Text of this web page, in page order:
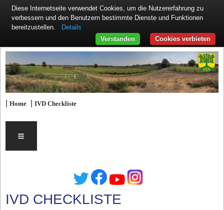
|Home |IVD Checkliste
≡
IVD CHECKLISTE
Diese Internetseite verwendet Cookies, um die Nutzererfahrung zu
verbessern und den Benutzern bestimmte Dienste und Funktionen
bereitzustellen.
Details
Cookies verbieten
Verstanden